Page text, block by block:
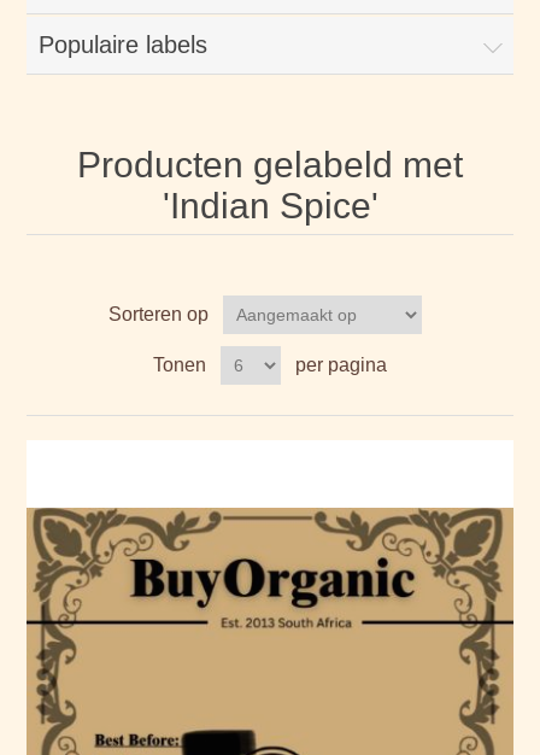
Populaire labels
Producten gelabeld met
'Indian Spice'
Sorteren op
Tonen per pagina